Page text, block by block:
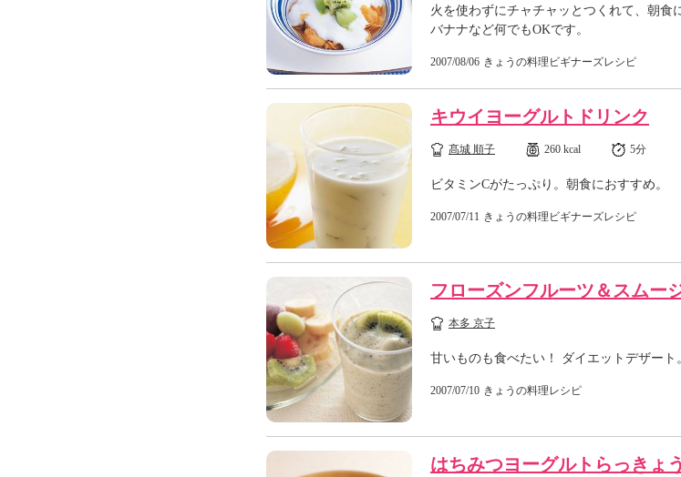
火を使わずにチャチャッとつくれて、朝食
バナナなど何でもOKです。
2007/08/06 きょうの料理ビギナーズレシピ
キウイヨーグルトドリンク
髙城 順子 260 kcal 5分
ビタミンCがたっぷり。朝食におすすめ。
2007/07/11 きょうの料理ビギナーズレシピ
フローズンフルーツ＆スムー
本多 京子
甘いものも食べたい！ ダイエットデザート
2007/07/10 きょうの料理レシピ
はちみつヨーグルトらっきょう